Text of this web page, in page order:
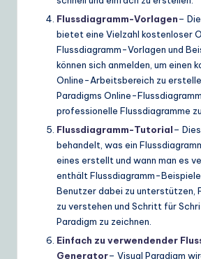
Flussdiagramm-Vorlagen–
bietet eine Vielzahl kostenloser
Flussdiagramm-Vorlagen und
können sich anmelden, um einen
Online-Arbeitsbereich zu
Paradigms Online-
professionelle Flussdiagramme
Flussdiagramm-Tutorial–
behandelt, was ein
eines erstellt und wann man es
enthält Flussdiagramm-Beispiele
Benutzer dabei zu unterstützen,
zu verstehen und Schritt für
Paradigm zu zeichnen.
Einfach zu verwendender
Generator– Visual Paradigm